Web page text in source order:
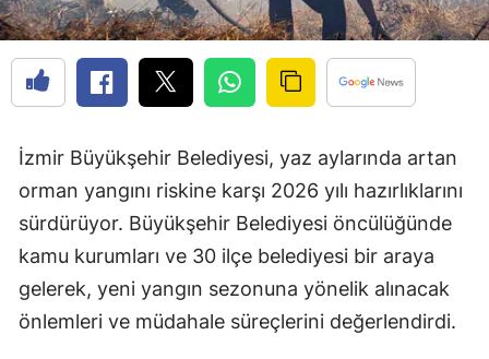
İzmir Büyükşehir Belediyesi, yaz aylarında artan
orman yangını riskine karşı 2026 yılı hazırlıklarını
sürdürüyor. Büyükşehir Belediyesi öncülüğünde
kamu kurumları ve 30 ilçe belediyesi bir araya
gelerek, yeni yangın sezonuna yönelik alınacak
önlemleri ve müdahale süreçlerini değerlendirdi.